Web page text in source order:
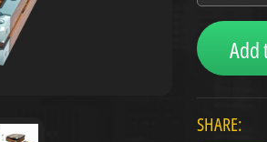
Add
SHARE: